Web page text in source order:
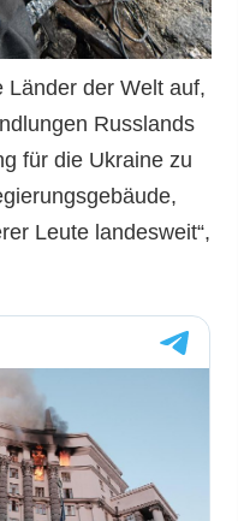
Länder der Welt auf,
Russlands
für die Ukraine zu
Leute landesweit“,